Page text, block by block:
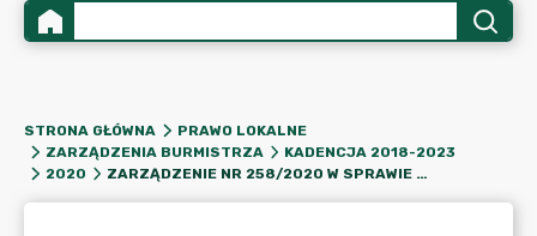
STRONA GŁÓWNA
PRAWO LOKALNE
ZARZĄDZENIA BURMISTRZA
KADENCJA 2018-2023
2020
ZARZĄDZENIE NR 258/2020 W SPRAWIE SPRZEDAŻY NIERUCHOMOŚCI W DRODZE DALSZYCH PRZETARGÓW ZA CENĘ WYWOŁAWCZĄ USTALONĄ PRZY OGŁASZANIU DRUGIEGO PRZETARGU